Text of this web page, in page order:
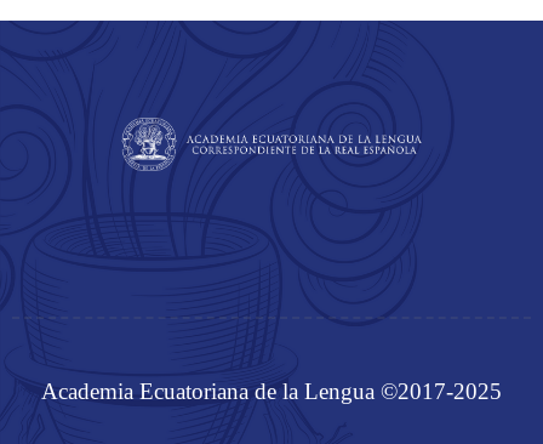
Academia Ecuatoriana de la Lengua ©2017-2025